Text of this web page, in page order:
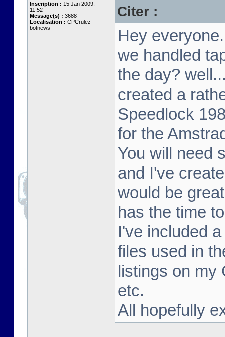
Inscription : 15 Jan 2009,
11:52
Message(s) : 3688
Localisation : CPCrulez
botnews
Citer :
Hey
we handled
the day?
created a
Speedlock
for the
You will need
and I've
would be
has the time
I've included
files used in
listings on my
etc.
All hopefully